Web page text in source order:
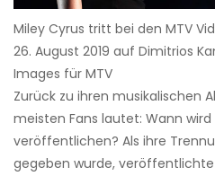
Miley Cyrus tritt bei den MTV
26. August 2019 auf Dimitrios
Images für MTV
Zurück zu ihren musikalischen
meisten Fans lautet: Wann wird
veröffentlichen? Als ihre
gegeben wurde, veröffentlichte